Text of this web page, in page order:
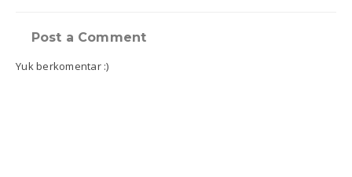
Post a Comment
Yuk berkomentar :)